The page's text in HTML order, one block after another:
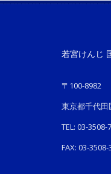
若宮けんじ
〒100-8982
東京都千代田
TEL: 03-3508-
FAX: 03-